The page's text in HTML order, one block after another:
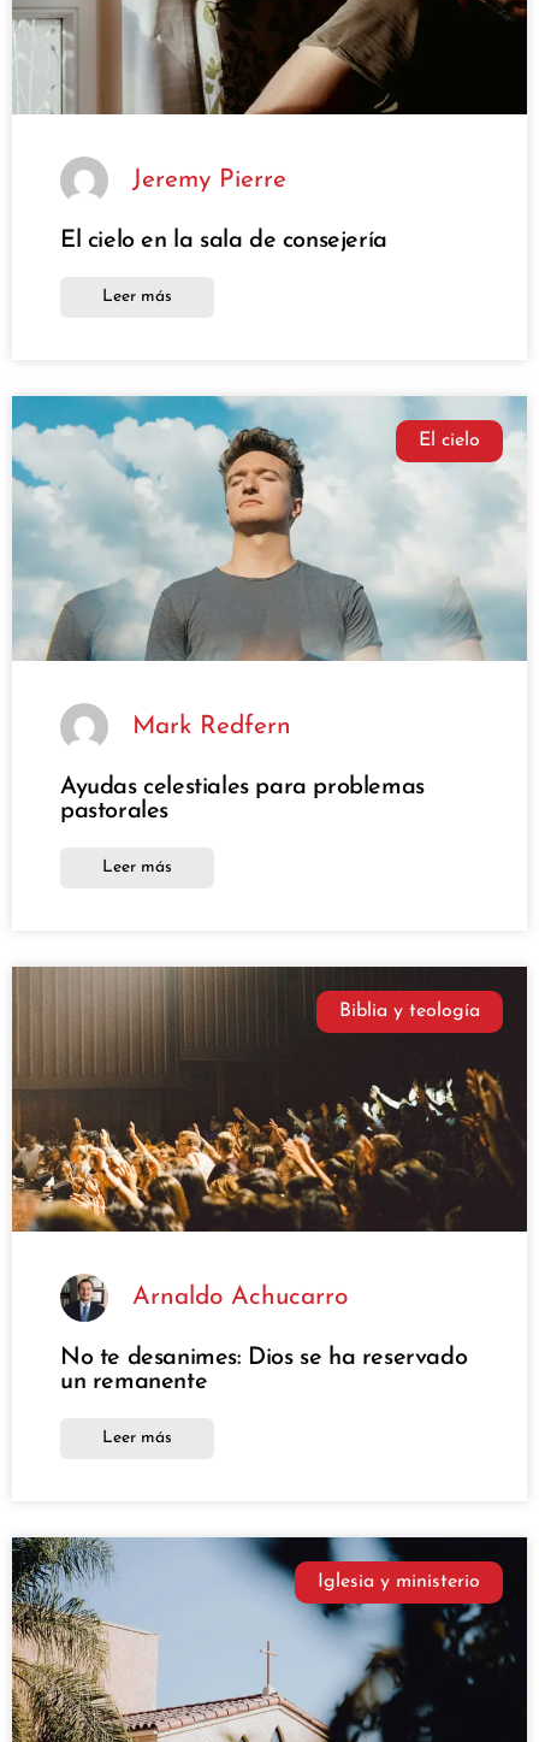
Jeremy Pierre
El cielo en la sala de consejería
Leer más
El cielo
Mark Redfern
Ayudas celestiales para problemas
pastorales
Leer más
Biblia y teología
Arnaldo Achucarro
No te desanimes: Dios se ha reservado
un remanente
Leer más
Iglesia y ministerio